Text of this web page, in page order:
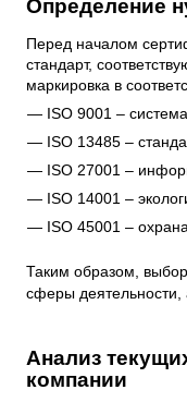
Определение
Перед началом
стандарт,
маркировка в
ISO 9001 –
ISO 13485 –
ISO 27001 –
ISO 14001 –
ISO 45001 –
Таким образом,
сферы деятельности,
Анализ
компании